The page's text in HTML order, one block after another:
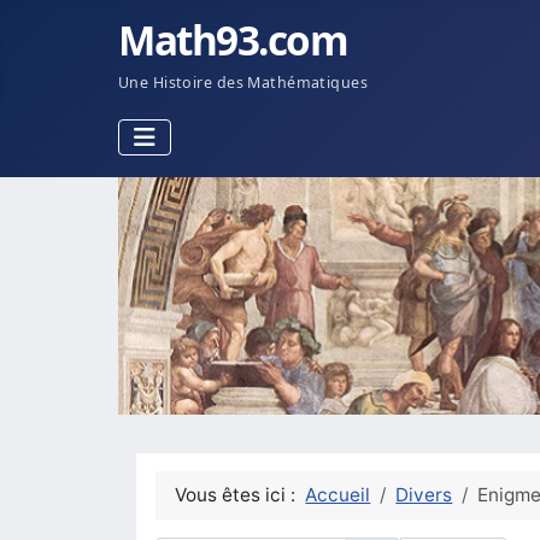
Math93.com
Une Histoire des Mathématiques
Vous êtes ici :Accueil Divers